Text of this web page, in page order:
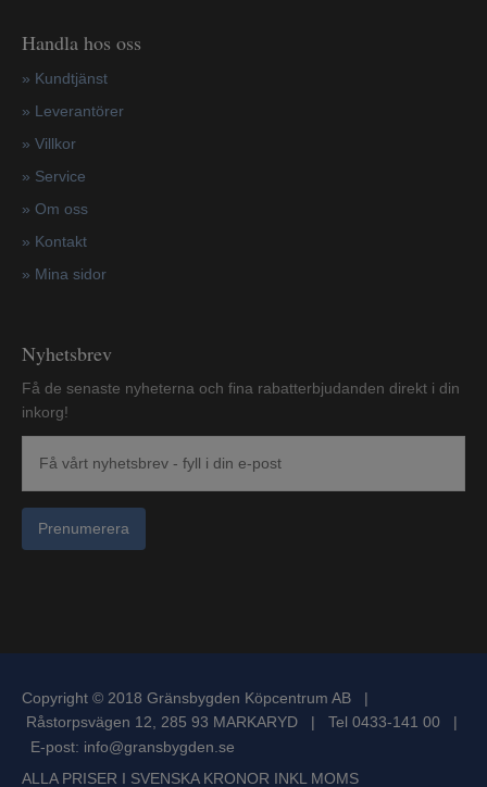
Handla hos oss
» Kundtjänst
» Leverantörer
» Villkor
» Service
» Om oss
» Kontakt
» Mina sidor
Nyhetsbrev
Få de senaste nyheterna och fina rabatterbjudanden direkt i din
inkorg!
Prenumerera
Copyright © 2018 Gränsbygden Köpcentrum AB |
Råstorpsvägen 12, 285 93 MARKARYD | Tel 0433-141 00 |
E-post: info@gransbygden.se
ALLA PRISER I SVENSKA KRONOR INKL MOMS